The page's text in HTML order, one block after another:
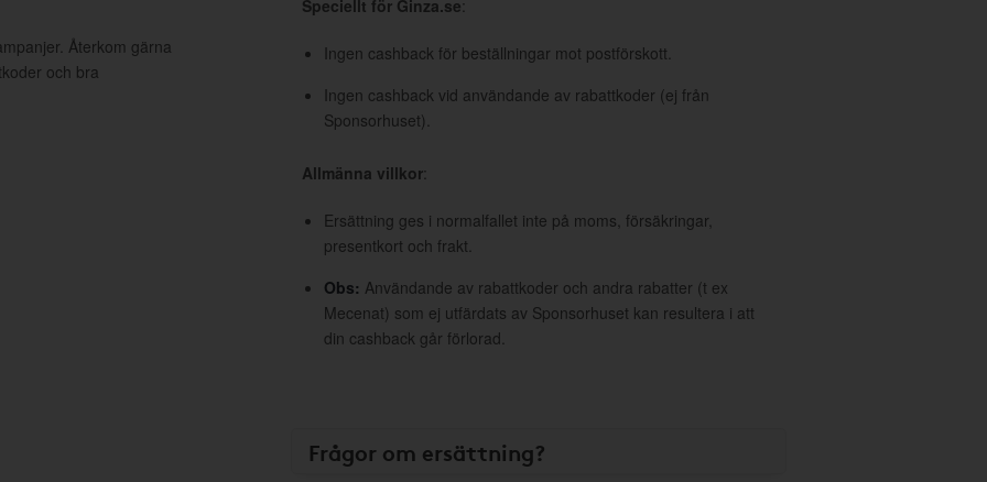
Återkom gärna
och bra
Speciellt för Ginza.se:
Ingen cashback för beställningar mot postförskott.
Ingen cashback vid användande av rabattkoder (ej från
Sponsorhuset).
Allmänna villkor:
Ersättning ges i normalfallet inte på moms, försäkringar,
presentkort och frakt.
Obs: Användande av rabattkoder och andra rabatter (t ex
Mecenat) som ej utfärdats av Sponsorhuset kan resultera i att
din cashback går förlorad.
Frågor om ersättning?